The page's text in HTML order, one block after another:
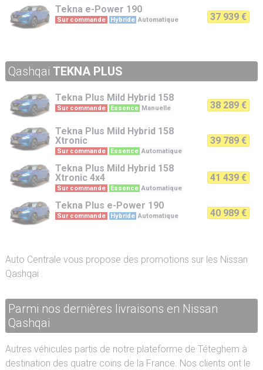
Tekna e-Power 190
Sur commande Hybride Automatique 37 939 €
Qashqai TEKNA PLUS
Tekna Plus Mild Hybrid 158
Sur commande Essence Manuelle 38 289 €
Tekna Plus Mild Hybrid 158
Xtronic
Sur commande Essence Automatique
39 789 €
Tekna Plus Mild Hybrid 158
Xtronic 4x4
Sur commande Essence Automatique
41 439 €
Tekna Plus e-Power 190
Sur commande Hybride Automatique 40 989 €
Auto Centrale vous propose des promotions sur les Nissan
Qashqai .
Parmi nos dernières livraisons en Nissan
Qashqai
Autres véhicules partis de notre plateforme de Téteghem à
destination des quatre coins de la France. Nos clients ont le